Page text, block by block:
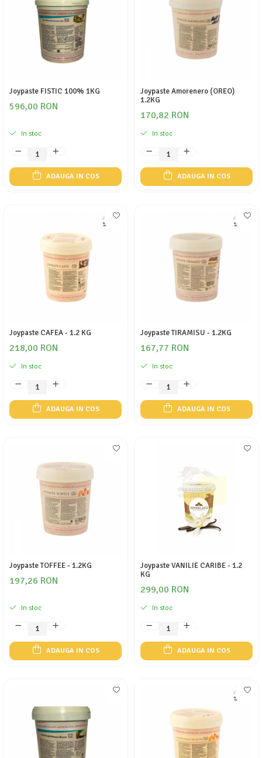
Joypaste FISTIC 100% 1KG
596,00 RON
In stoc
ADAUGA IN COS
Joypaste Amorenero (OREO)
1.2KG
170,82 RON
In stoc
ADAUGA IN COS
Joypaste CAFEA - 1.2 KG
218,00 RON
In stoc
ADAUGA IN COS
Joypaste TIRAMISU - 1.2KG
167,77 RON
In stoc
ADAUGA IN COS
Joypaste TOFFEE - 1.2KG
197,26 RON
In stoc
ADAUGA IN COS
Joypaste VANILIE CARIBE - 1.2
KG
299,00 RON
In stoc
ADAUGA IN COS